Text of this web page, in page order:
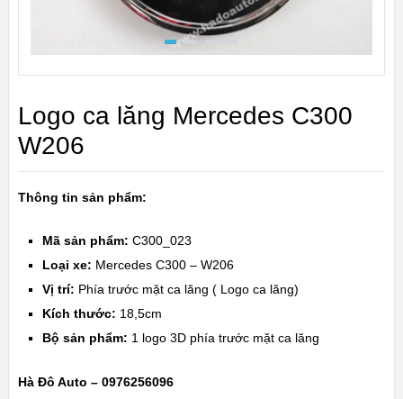
Logo ca lăng Mercedes C300
W206
Thông tin sản phẩm:
Mã sản phẩm: C300_023
Loại xe: Mercedes C300 – W206
Vị trí: Phía trước mặt ca lăng ( Logo ca lăng)
Kích thước: 18,5cm
Bộ sản phẩm: 1 logo 3D phía trước mặt ca lăng
Hà Đô Auto – 0976256096